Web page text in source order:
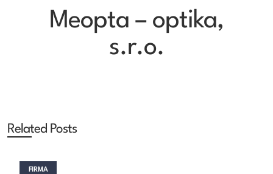
Meopta – optika,
s.r.o.
Related Posts
FIRMA